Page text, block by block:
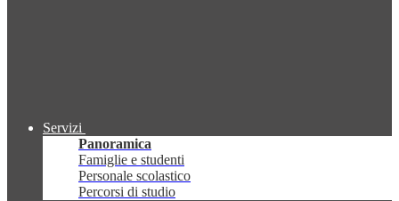
Servizi
Panoramica
Famiglie e studenti
Personale scolastico
Percorsi di studio